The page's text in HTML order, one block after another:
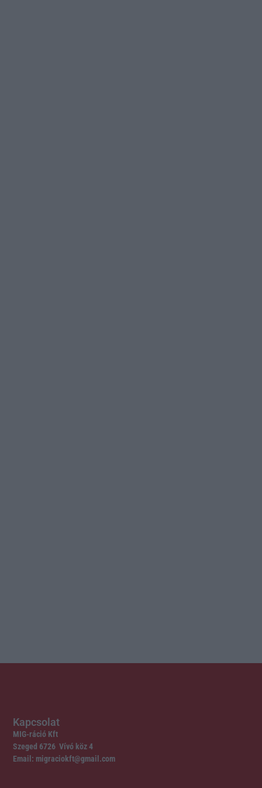
Kapcsolat
MIG-ráció Kft
Szeged 6726 Vívó köz 4
Email: migraciokft@gmail.com